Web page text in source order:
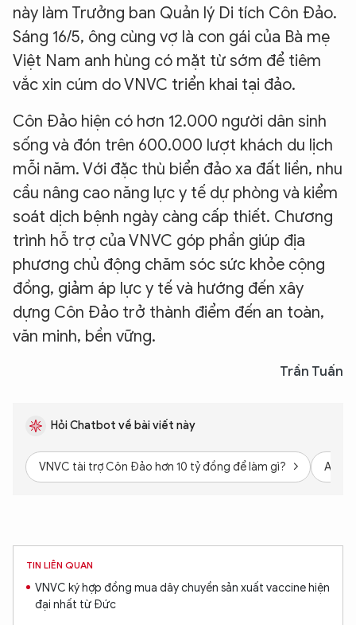
này làm Trưởng ban Quản lý Di tích Côn Đảo.
Sáng 16/5, ông cùng vợ là con gái của Bà mẹ
Việt Nam anh hùng có mặt từ sớm để tiêm
vắc xin cúm do VNVC triển khai tại đảo.
Côn Đảo hiện có hơn 12.000 người dân sinh
sống và đón trên 600.000 lượt khách du lịch
mỗi năm. Với đặc thù biển đảo xa đất liền, nhu
cầu nâng cao năng lực y tế dự phòng và kiểm
soát dịch bệnh ngày càng cấp thiết. Chương
trình hỗ trợ của VNVC góp phần giúp địa
phương chủ động chăm sóc sức khỏe cộng
đồng, giảm áp lực y tế và hướng đến xây
dựng Côn Đảo trở thành điểm đến an toàn,
văn minh, bền vững.
Trần Tuấn
Hỏi Chatbot về bài viết này
VNVC tài trợ Côn Đảo hơn 10 tỷ đồng để làm gì? Ai là
TIN LIÊN QUAN
VNVC ký hợp đồng mua dây chuyền sản xuất vaccine hiện
đại nhất từ Đức